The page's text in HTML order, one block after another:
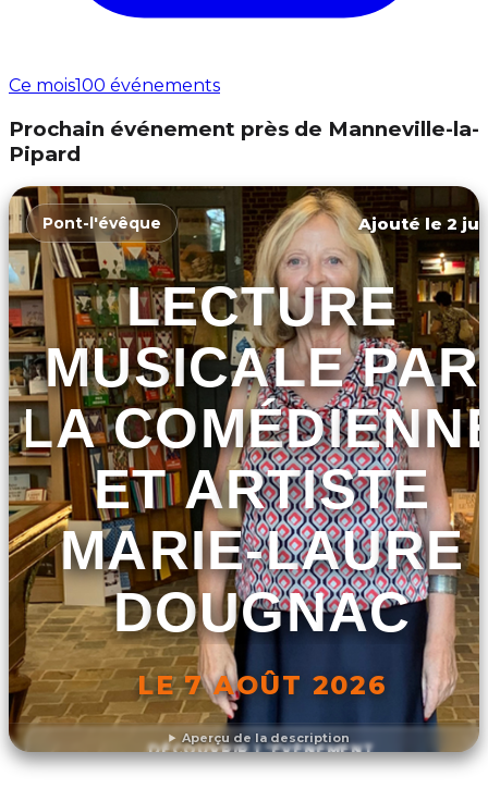
Ce mois100 événements
Prochain événement près de Manneville-la-
Pipard
Aperçu de la description
Pont-l'évêque Ajouté le 2
LECTURE
MUSICALE PAR
LA
ET ARTISTE
MARIE-LAURE
DOUGNAC
LE 7 AOÛT 2026
DÉCOUVRIR L'ÉVÉNEMENT